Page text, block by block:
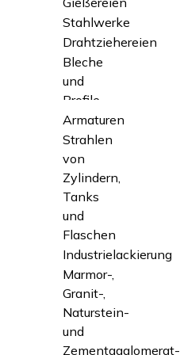
Stahlwerke
Drahtziehereien
Bleche
und
Profile
Armaturen
Strahlen
von
Zylindern,
Tanks
und
Flaschen
Industrielackierung
Marmor-,
Granit-,
Naturstein-
und
Zementagglomerat-